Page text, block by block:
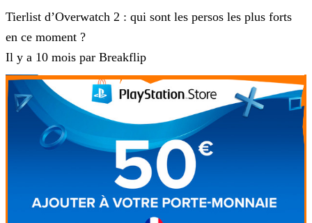
Tierlist d’Overwatch 2 : qui sont les persos les plus forts
en ce moment ?
Il y a 10 mois par Breakflip